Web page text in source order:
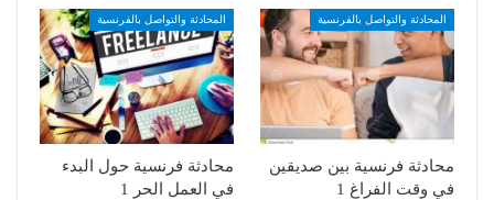
المحادثة والتواصل بالفرنسية
محادثة فرنسية بين صديقين
في وقت الفراغ 1
المحادثة والتواصل بالفرنسية
محادثة فرنسية حول البدء
في العمل الحر 1